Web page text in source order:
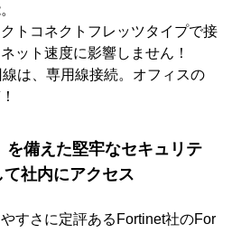
トコネクトフレッツタイプで接
ット速度に影響しません！
は、専用線接続。オフィスの
を備えた堅牢なセキュリテ
社内にアクセス
すさに定評あるFortinet社のFor